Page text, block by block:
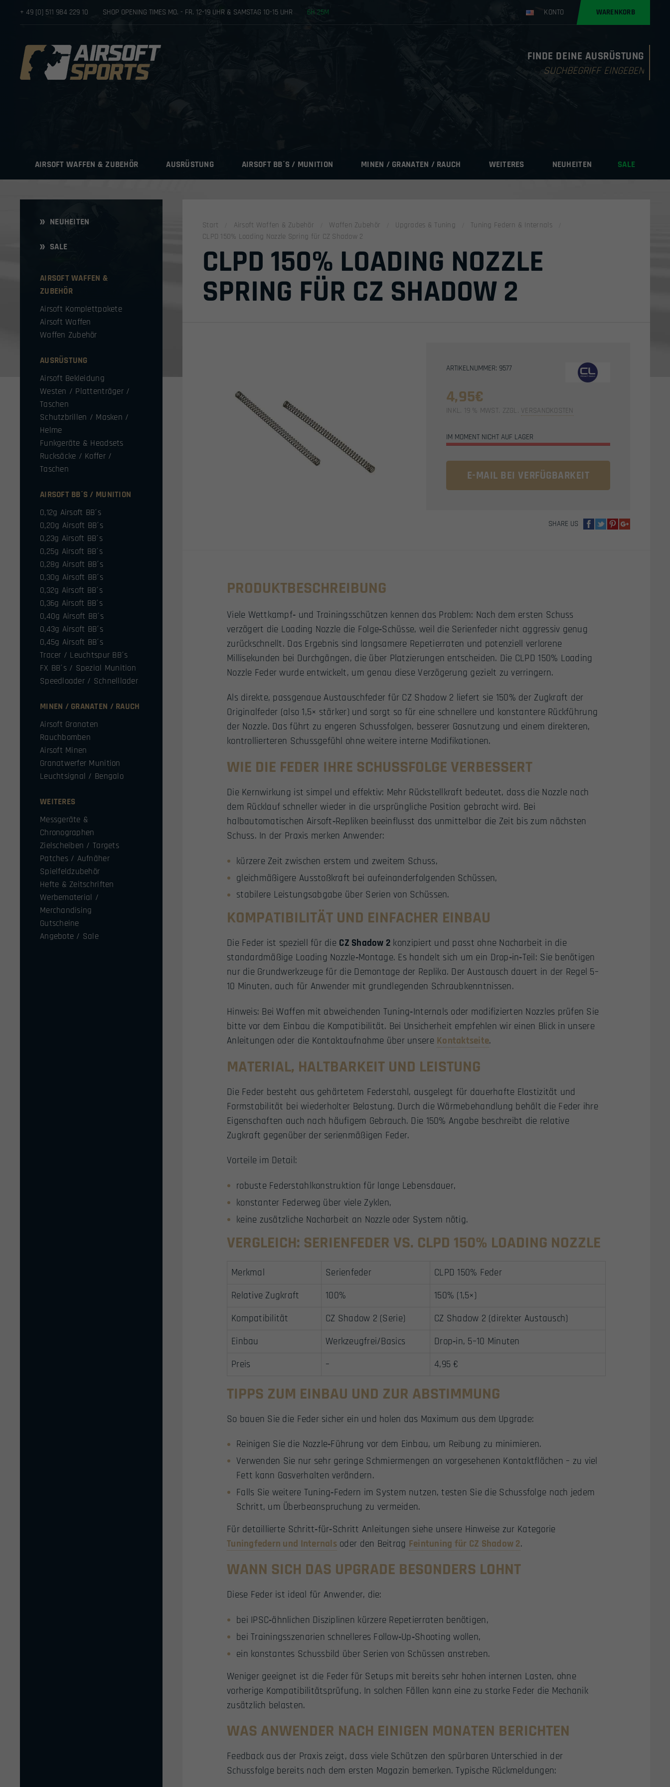
+ 49 [0] 511 984 229 10 SHOP OPENING TIMES MO. - FR. 12-19 UHR & SAMSTAG 10-15 UHR 6H 25M KONTO WARENKORB
FINDE DEINE AUSRÜSTUNG
Products
AIRSOFT WAFFEN & ZUBEHÖR AUSRÜSTUNG AIRSOFT BB´S / MUNITION MINEN / GRANATEN / RAUCH WEITERES NEUHEITEN SALE
NEUHEITEN
SALE
AIRSOFT WAFFEN &
ZUBEHÖR
Airsoft Komplettpakete
Airsoft Waffen
Waffen Zubehör
AUSRÜSTUNG
Airsoft Bekleidung
Westen / Plattenträger /
Taschen
Schutzbrillen / Masken /
Helme
Funkgeräte & Headsets
Rucksäcke / Koffer /
Taschen
AIRSOFT BB´S / MUNITION
0,12g Airsoft BB´s
0,20g Airsoft BB´s
0,23g Airsoft BB´s
0,25g Airsoft BB´s
0,28g Airsoft BB´s
0,30g Airsoft BB´s
0,32g Airsoft BB´s
0,36g Airsoft BB´s
0,40g Airsoft BB´s
0,43g Airsoft BB´s
0,45g Airsoft BB´s
Tracer / Leuchtspur BB´s
FX BB´s / Spezial Munition
Speedloader / Schnelllader
MINEN / GRANATEN / RAUCH
Airsoft Granaten
Rauchbomben
Airsoft Minen
Granatwerfer Munition
Leuchtsignal / Bengalo
WEITERES
Messgeräte &
Chronographen
Zielscheiben / Targets
Patches / Aufnäher
Spielfeldzubehör
Hefte & Zeitschriften
Werbematerial /
Merchandising
Gutscheine
Angebote / Sale
Start Airsoft Waffen & Zubehör Waffen Zubehör Upgrades & Tuning
Tuning Federn & Internals
CLPD 150% Loading Nozzle Spring für CZ Shadow 2
CLPD 150% LOADING NOZZLE
SPRING FÜR CZ SHADOW 2
ARTIKELNUMMER: 9577
4,95€
INKL. 19 % MWST. ZZGL. VERSANDKOSTEN
IM MOMENT NICHT AUF LAGER
E-MAIL BEI VERFÜGBARKEIT
SHARE US
PRODUKTBESCHREIBUNG
Viele Wettkampf‑ und Trainingsschützen kennen das Problem: Nach dem ersten Schuss
verzögert die Loading Nozzle die Folge‑Schüsse, weil die Serienfeder nicht aggressiv genug
zurückschnellt. Das Ergebnis sind langsamere Repetierraten und potenziell verlorene
Millisekunden bei Durchgängen, die über Platzierungen entscheiden. Die CLPD 150% Loading
Nozzle Feder wurde entwickelt, um genau diese Verzögerung gezielt zu verringern.
Als direkte, passgenaue Austauschfeder für CZ Shadow 2 liefert sie 150% der Zugkraft der
Originalfeder (also 1,5× stärker) und sorgt so für eine schnellere und konstantere Rückführung
der Nozzle. Das führt zu engeren Schussfolgen, besserer Gasnutzung und einem direkteren,
kontrollierteren Schussgefühl ohne weitere interne Modifikationen.
WIE DIE FEDER IHRE SCHUSSFOLGE VERBESSERT
Die Kernwirkung ist simpel und effektiv: Mehr Rückstellkraft bedeutet, dass die Nozzle nach
dem Rücklauf schneller wieder in die ursprüngliche Position gebracht wird. Bei
halbautomatischen Airsoft‑Repliken beeinflusst das unmittelbar die Zeit bis zum nächsten
Schuss. In der Praxis merken Anwender:
kürzere Zeit zwischen erstem und zweitem Schuss,
gleichmäßigere Ausstoßkraft bei aufeinanderfolgenden Schüssen,
stabilere Leistungsabgabe über Serien von Schüssen.
KOMPATIBILITÄT UND EINFACHER EINBAU
Die Feder ist speziell für die CZ Shadow 2 konzipiert und passt ohne Nacharbeit in die
standardmäßige Loading Nozzle‑Montage. Es handelt sich um ein Drop‑in‑Teil: Sie benötigen
nur die Grundwerkzeuge für die Demontage der Replika. Der Austausch dauert in der Regel 5–
10 Minuten, auch für Anwender mit grundlegenden Schraubkenntnissen.
Hinweis: Bei Waffen mit abweichenden Tuning‑Internals oder modifizierten Nozzles prüfen Sie
bitte vor dem Einbau die Kompatibilität. Bei Unsicherheit empfehlen wir einen Blick in unsere
Anleitungen oder die Kontaktaufnahme über unsere Kontaktseite.
MATERIAL, HALTBARKEIT UND LEISTUNG
Die Feder besteht aus gehärtetem Federstahl, ausgelegt für dauerhafte Elastizität und
Formstabilität bei wiederholter Belastung. Durch die Wärmebehandlung behält die Feder ihre
Eigenschaften auch nach häufigem Gebrauch. Die 150% Angabe beschreibt die relative
Zugkraft gegenüber der serienmäßigen Feder.
Vorteile im Detail:
robuste Federstahlkonstruktion für lange Lebensdauer,
konstanter Federweg über viele Zyklen,
keine zusätzliche Nacharbeit an Nozzle oder System nötig.
VERGLEICH: SERIENFEDER VS. CLPD 150% LOADING NOZZLE
Merkmal Serienfeder
CLPD 150% Feder
Relative Zugkraft
100%
150% (1,5×)
Kompatibilität
CZ Shadow 2 (Serie)
CZ Shadow 2 (direkter Austausch)
Einbau
Werkzeugfrei/Basics
Drop‑in, 5–10 Minuten
Preis
– 4,95 €
TIPPS ZUM EINBAU UND ZUR ABSTIMMUNG
So bauen Sie die Feder sicher ein und holen das Maximum aus dem Upgrade:
Reinigen Sie die Nozzle‑Führung vor dem Einbau, um Reibung zu minimieren.
Verwenden Sie nur sehr geringe Schmiermengen an vorgesehenen Kontaktflächen – zu viel
Fett kann Gasverhalten verändern.
Falls Sie weitere Tuning‑Federn im System nutzen, testen Sie die Schussfolge nach jedem
Schritt, um Überbeanspruchung zu vermeiden.
Für detaillierte Schritt‑für‑Schritt Anleitungen siehe unsere Hinweise zur Kategorie
Tuningfedern und Internalsoder den Beitrag Feintuning für CZ Shadow 2.
WANN SICH DAS UPGRADE BESONDERS LOHNT
Diese Feder ist ideal für Anwender, die:
bei IPSC‑ähnlichen Disziplinen kürzere Repetierraten benötigen,
bei Trainingsszenarien schnelleres Follow‑Up‑Shooting wollen,
ein konstantes Schussbild über Serien von Schüssen anstreben.
Weniger geeignet ist die Feder für Setups mit bereits sehr hohen internen Lasten, ohne
vorherige Kompatibilitätsprüfung. In solchen Fällen kann eine zu starke Feder die Mechanik
zusätzlich belasten.
WAS ANWENDER NACH EINIGEN MONATEN BERICHTEN
Feedback aus der Praxis zeigt, dass viele Schützen den spürbaren Unterschied in der
Schussfolge bereits nach dem ersten Magazin bemerken. Typische Rückmeldungen: